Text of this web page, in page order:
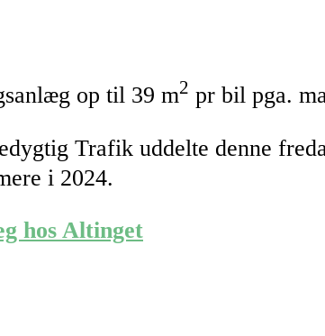
op til 39 m2 pr bil pga.
Trafik uddelte denne
i 2024.
hos Altinget